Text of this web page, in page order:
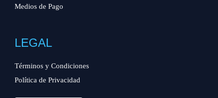
Medios de Pago
LEGAL
Términos y Condiciones
Política de Privacidad